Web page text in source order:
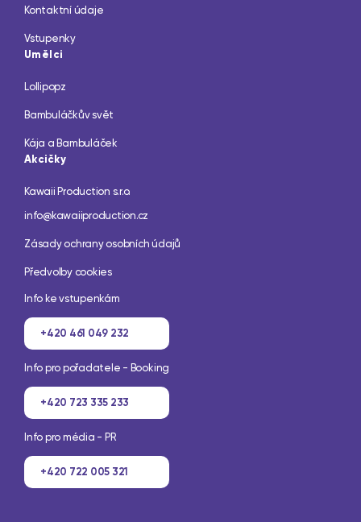
Kontaktní údaje
Vstupenky
Umělci
Lollipopz
Bambuláčkův svět
Kája a Bambuláček
Akcičky
Kawaii Production s.r.o.
info@kawaiiproduction.cz
Zásady ochrany osobních údajů
Předvolby cookies
Info ke vstupenkám
+420 461 049 232
Info pro pořadatele - Booking
+420 723 335 233
Info pro média - PR
+420 722 005 321